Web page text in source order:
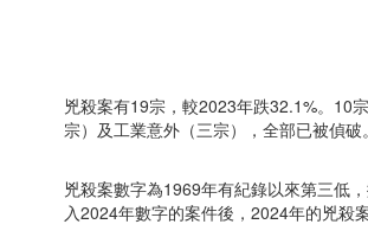
兇殺案有19宗，較2023年跌32.1%。10
宗）及工業意外（三宗），全部已被偵破。
兇殺案數字為1969年有紀錄以來第三低
入2024年數字的案件後，2024年的兇殺